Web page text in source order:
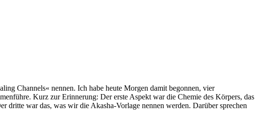
Channels« nennen. Ich habe heute Morgen damit begonnen, vier
Kurz zur Erinnerung: Der erste Aspekt war die Chemie des Körpers, das
dritte war das, was wir die Akasha-Vorlage nennen werden. Darüber sprechen